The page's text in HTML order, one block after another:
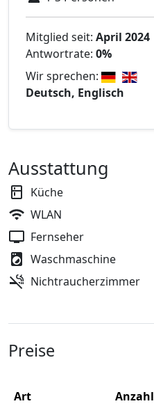
Mitglied seit: April 2024
Antwortrate: 0%
Wir sprechen:
Deutsch, Englisch
Ausstattung
Küche
WLAN
Fernseher
Waschmaschine
Nichtraucherzimmer
Preise
Art Anzahl